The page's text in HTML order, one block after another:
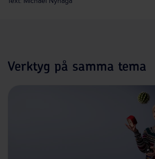
Verktyg på samma tema